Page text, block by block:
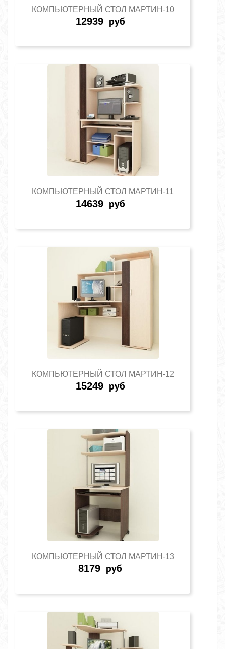
КОМПЬЮТЕРНЫЙ СТОЛ МАРТИН-10
12939 руб
КОМПЬЮТЕРНЫЙ СТОЛ МАРТИН-11
14639 руб
КОМПЬЮТЕРНЫЙ СТОЛ МАРТИН-12
15249 руб
КОМПЬЮТЕРНЫЙ СТОЛ МАРТИН-13
8179 руб